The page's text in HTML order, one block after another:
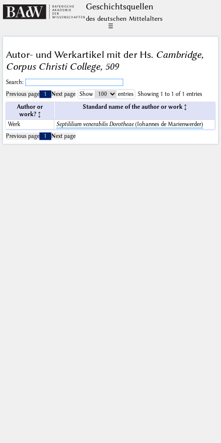
Geschichts­quellen
des deutschen Mittelalters
☰
Autor- und Werkartikel mit der Hs. Cambridge,
Corpus Christi College, 509
Search:
Previous page
1 Next page Show entries
Showing 1 to 1 of 1 entries
Author or
work?
Standard name of the author or work
Werk Septililium venerabilis Dorotheae(Iohannes de Marienwerder)
Previous page
1 Next page